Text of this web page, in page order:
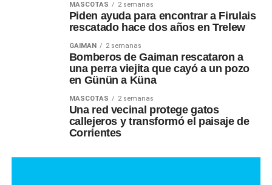
MASCOTAS 2 semanas
Piden ayuda para encontrar a Firulais
rescatado hace dos años en Trelew
GAIMAN 2 semanas
Bomberos de Gaiman rescataron a
una perra viejita que cayó a un pozo
en Günün a Küna
MASCOTAS 2 semanas
Una red vecinal protege gatos
callejeros y transformó el paisaje de
Corrientes